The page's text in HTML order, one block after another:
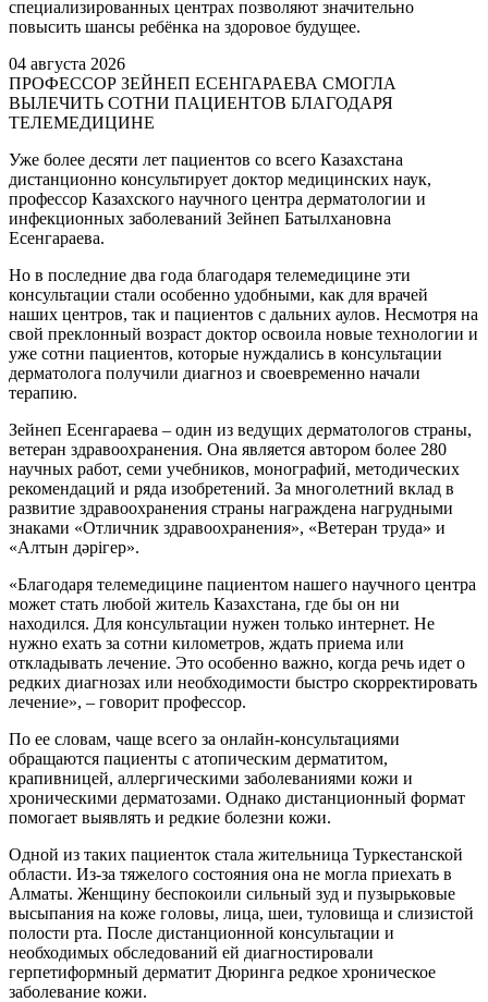
специализированных центрах позволяют значительно
повысить шансы ребёнка на здоровое будущее.
04 августа 2026
ПРОФЕССОР ЗЕЙНЕП ЕСЕНГАРАЕВА СМОГЛА
ВЫЛЕЧИТЬ СОТНИ ПАЦИЕНТОВ БЛАГОДАРЯ
ТЕЛЕМЕДИЦИНЕ
Уже более десяти лет пациентов со всего Казахстана
дистанционно консультирует доктор медицинских наук,
профессор Казахского научного центра дерматологии и
инфекционных заболеваний Зейнеп Батылхановна
Есенгараева.
Но в последние два года благодаря телемедицине эти
консультации стали особенно удобными, как для врачей
наших центров, так и пациентов с дальних аулов. Несмотря на
свой преклонный возраст доктор освоила новые технологии и
уже сотни пациентов, которые нуждались в консультации
дерматолога получили диагноз и своевременно начали
терапию.
Зейнеп Есенгараева – один из ведущих дерматологов страны,
ветеран здравоохранения. Она является автором более 280
научных работ, семи учебников, монографий, методических
рекомендаций и ряда изобретений. За многолетний вклад в
развитие здравоохранения страны награждена нагрудными
знаками «Отличник здравоохранения», «Ветеран труда» и
«Алтын дәрігер».
«Благодаря телемедицине пациентом нашего научного центра
может стать любой житель Казахстана, где бы он ни
находился. Для консультации нужен только интернет. Не
нужно ехать за сотни километров, ждать приема или
откладывать лечение. Это особенно важно, когда речь идет о
редких диагнозах или необходимости быстро скорректировать
лечение», – говорит профессор.
По ее словам, чаще всего за онлайн-консультациями
обращаются пациенты с атопическим дерматитом,
крапивницей, аллергическими заболеваниями кожи и
хроническими дерматозами. Однако дистанционный формат
помогает выявлять и редкие болезни кожи.
Одной из таких пациенток стала жительница Туркестанской
области. Из-за тяжелого состояния она не могла приехать в
Алматы. Женщину беспокоили сильный зуд и пузырьковые
высыпания на коже головы, лица, шеи, туловища и слизистой
полости рта. После дистанционной консультации и
необходимых обследований ей диагностировали
герпетиформный дерматит Дюринга редкое хроническое
заболевание кожи.